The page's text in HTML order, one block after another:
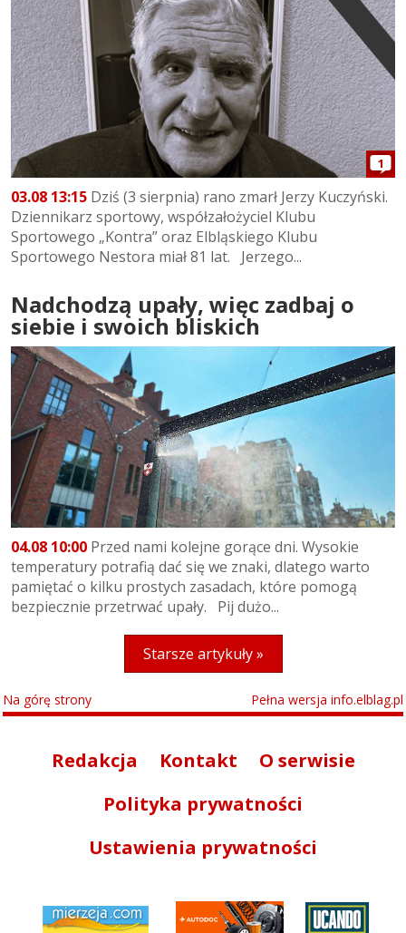
1
03.08 13:15 Dziś (3 sierpnia) rano zmarł Jerzy Kuczyński.
Dziennikarz sportowy, współzałożyciel Klubu
Sportowego „Kontra” oraz Elbląskiego Klubu
Sportowego Nestora miał 81 lat. Jerzego...
Nadchodzą upały, więc zadbaj o
siebie i swoich bliskich
04.08 10:00 Przed nami kolejne gorące dni. Wysokie
temperatury potrafią dać się we znaki, dlatego warto
pamiętać o kilku prostych zasadach, które pomogą
bezpiecznie przetrwać upały. Pij dużo...
Starsze artykuły »
Na górę strony Pełna wersja info.elblag.pl
Redakcja Kontakt
O serwisie
Polityka prywatności
Ustawienia prywatności